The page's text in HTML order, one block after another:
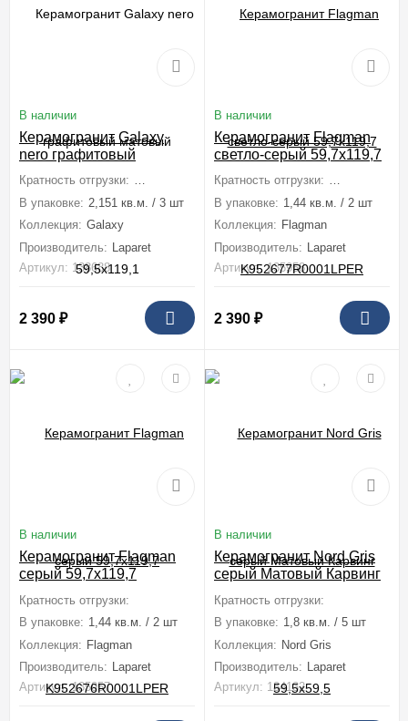
В наличии
Керамогранит Galaxy
nero графитовый
матовый 59,5x119,1
Кратность отгрузки: 1 коробка (2,151 м2)
В упаковке: 2,151 кв.м. / 3 шт
Коллекция: Galaxy
Производитель:
Laparet
Артикул: 138688
2 390 ₽
В наличии
Керамогранит Flagman
светло-серый 59,7x119,7
K952677R0001LPER
Кратность отгрузки: 1 коробка
В упаковке: 1,44 кв.м. / 2 шт
Коллекция: Flagman
Производитель:
Laparet
Артикул: 135958
2 390 ₽
В наличии
Керамогранит Flagman
серый 59,7x119,7
Кратность отгрузки:
1 коробка (1,44 м2)
В упаковке: 1,44 кв.м. / 2 шт
Коллекция: Flagman
Производитель: Laparet
Артикул: 135957
В наличии
Керамогранит Nord Gris
серый Матовый Карвинг
Кратность отгрузки:
В упаковке: 1,8 кв.м. / 5 шт
Коллекция: Nord Gris
Производитель: Laparet
Артикул: 134132